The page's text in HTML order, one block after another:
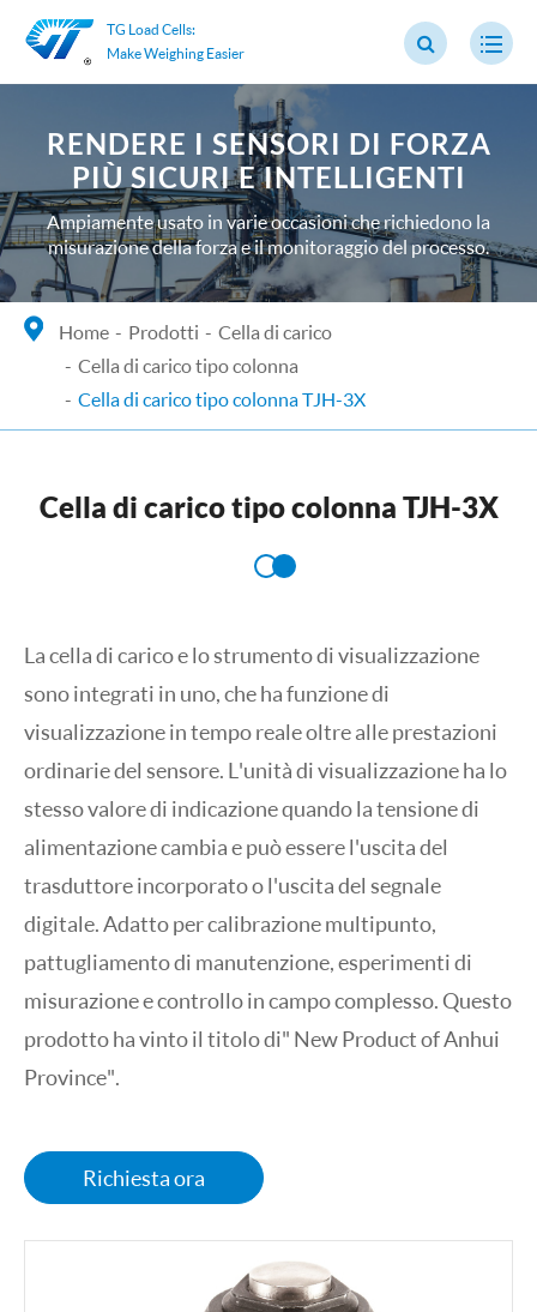
TG Load Cells:
Make Weighing Easier
RENDERE I SENSORI DI FORZA
PIÙ SICURI E INTELLIGENTI
Ampiamente usato in varie occasioni che richiedono la
misurazione della forza e il monitoraggio del processo.
Home Prodotti
Cella di carico
Cella di carico tipo colonna
Cella di carico tipo colonna TJH-3X
Cella di carico tipo colonna TJH-3X
La cella di carico e lo strumento di visualizzazione
sono integrati in uno, che ha funzione di
visualizzazione in tempo reale oltre alle prestazioni
ordinarie del sensore. L'unità di visualizzazione ha lo
stesso valore di indicazione quando la tensione di
alimentazione cambia e può essere l'uscita del
trasduttore incorporato o l'uscita del segnale
digitale. Adatto per calibrazione multipunto,
pattugliamento di manutenzione, esperimenti di
misurazione e controllo in campo complesso. Questo
prodotto ha vinto il titolo di" New Product of Anhui
Province".
Richiesta ora